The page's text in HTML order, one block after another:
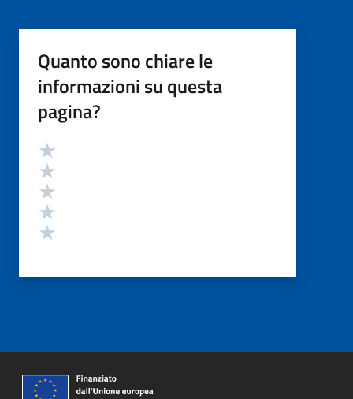
Quanto sono chiare le
informazioni su questa
pagina?
Valutazione